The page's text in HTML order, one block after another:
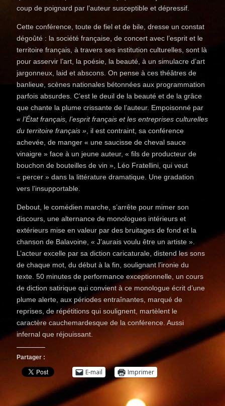
coup de poignard par l’auteur susceptible et dépressif.
Cette conférence, toute de fiel et de bile, dresse un constat
dégoûté : la société française, de concert avec l’esprit et le
territoire français, à travers ses institution culturelles, sont là
pour asservir l’art, la poésie, la beauté, à un simulacre d’art
jargonneux, laid et abscons. On pense à ces théâtres de
banlieue, scènes nationales bétonnées aux programmation
parfois absurdes. C’est le deuil de la beauté et de la grâce
que chante la plume crissante de l’auteur. Empoisonné par
« l’État français, l’esprit français et les entreprises culturelles
du territoire français » , il est contraint, sa conférence
achevée, de manger « une saucisse de cheval sauce
vinaigre » face à un jeune auteur, « fils de producteur de
bouchon de bouteilles de vin », Léo Fratellini, qui veut
« percer » dans la littérature dramatique. Une gradation
vers l’insupportable.
Debout, le comédien marche, s’arrête pour mimer son
discours, une alternance de monologues intérieurs et
extérieurs mise en valeur par des bruitages de fond et la
chanson de Balavoine, « J’aurais voulu être un artiste ».
L’acteur excelle par sa diction caricaturale, distend les sons
de chaque mot, du début à la fin, soulignant l’ironie du
texte. 50 minutes de performance exceptionnelle, un cours
de diction satirique qui convient à ce monologue écrit d’une
plume alerte, aux périodes entraînantes, marqué de
reprises, de répétitions qui soulignent, martèlent le
caractère cauchemardesque de la conférence. Aussi
infernal que réjouissant.
Partager :
E-mail Imprimer